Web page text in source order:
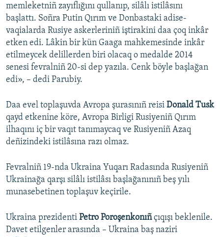
memleketniñ zayıflığını qullanıp, silâlı istilâsını
başlattı. Soñra Putin Qırım ve Donbastaki adise-
vaqialarda Rusiye askerleriniñ iştirakini daa çoq inkâr
etken edi. Lâkin bir kün Gaaga mahkemesinde inkâr
etilmeycek delillerden biri olacaq o medalde 2014
senesi fevralniñ 20-si dep yazıla. Cenk böyle başlağan
edi», – dedi Parubiy.
Daa evel toplaşuvda Avropa şurasınıñ reisi Donald Tusk
qayd etkenine köre, Avropa Birligi Rusiyeniñ Qırım
ilhaqını iç bir vaqıt tanımaycaq ve Rusiyeniñ Azaq
deñizindeki istilâsına razı olmaz.
Fevralniñ 19-nda Ukraina Yuqarı Radasında Rusiyeniñ
Ukrainağa qarşı silâlı istilâsı başlağanınıñ beş yılı
munasebetinen toplaşuv keçirile.
Ukraina prezidenti Petro Poroşenkonıñçıqışı beklenile.
Davet etilgenler arasında – Ukraina baş naziri